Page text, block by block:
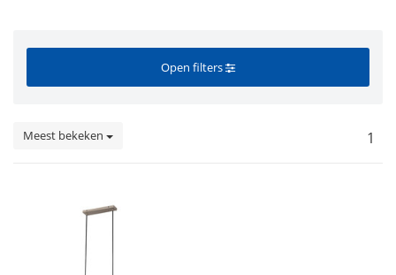
Open filters
Meest bekeken 1